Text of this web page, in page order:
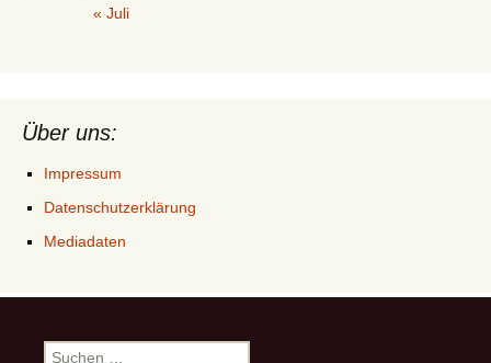
« Juli
Über uns:
Impressum
Datenschutzerklärung
Mediadaten
Suchen